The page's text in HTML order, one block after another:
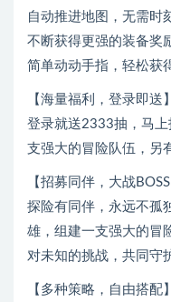
自动推进地图，无需时
不断获得更强的装备奖
简单动动手指，轻松获
【海量福利，登录即送】
登录就送2333抽，马
支强大的冒险队伍，另
【招募同伴，大战BOSS
探险有同伴，永远不孤
雄，组建一支强大的冒
对未知的挑战，共同守
【多种策略，自由搭配】